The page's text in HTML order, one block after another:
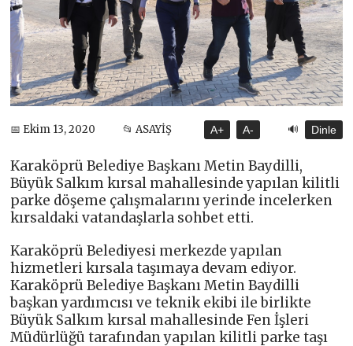
📅 Ekim 13, 2020 📂 ASAYİŞ A+ A- 🔊 Dinle
Karaköprü Belediye Başkanı Metin Baydilli,
Büyük Salkım kırsal mahallesinde yapılan kilitli
parke döşeme çalışmalarını yerinde incelerken
kırsaldaki vatandaşlarla sohbet etti.
Karaköprü Belediyesi merkezde yapılan
hizmetleri kırsala taşımaya devam ediyor.
Karaköprü Belediye Başkanı Metin Baydilli
başkan yardımcısı ve teknik ekibi ile birlikte
Büyük Salkım kırsal mahallesinde Fen İşleri
Müdürlüğü tarafından yapılan kilitli parke taşı